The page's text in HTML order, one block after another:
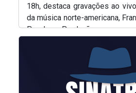
18h, destaca gravações ao
da música norte-americana,
Presley. Produção e
(Abre em nova janela)